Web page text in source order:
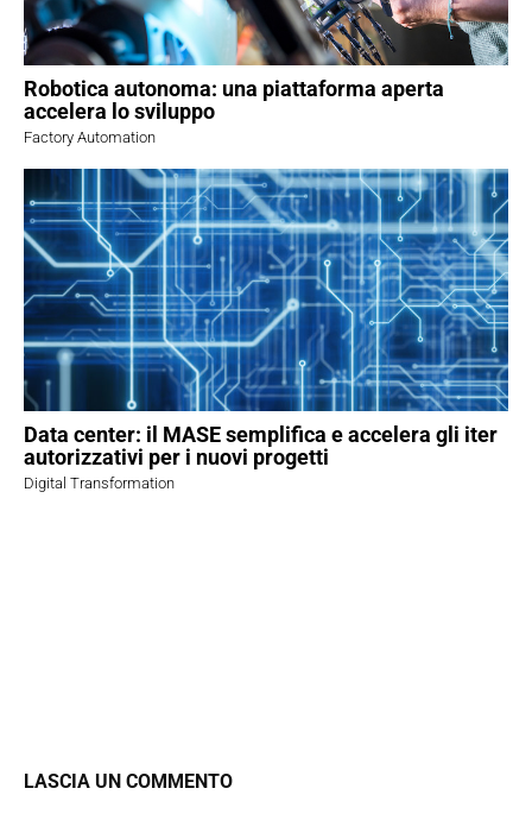
Robotica autonoma: una piattaforma aperta
accelera lo sviluppo
Factory Automation
Data center: il MASE semplifica e accelera gli iter
autorizzativi per i nuovi progetti
Digital Transformation
LASCIA UN COMMENTO